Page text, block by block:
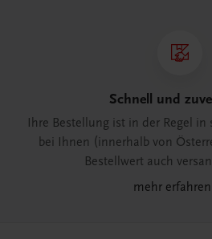
Schnell und
Ihre Bestellung ist in der Regel in
bei Ihnen (innerhalb von
Bestellwert auch
mehr erfahren